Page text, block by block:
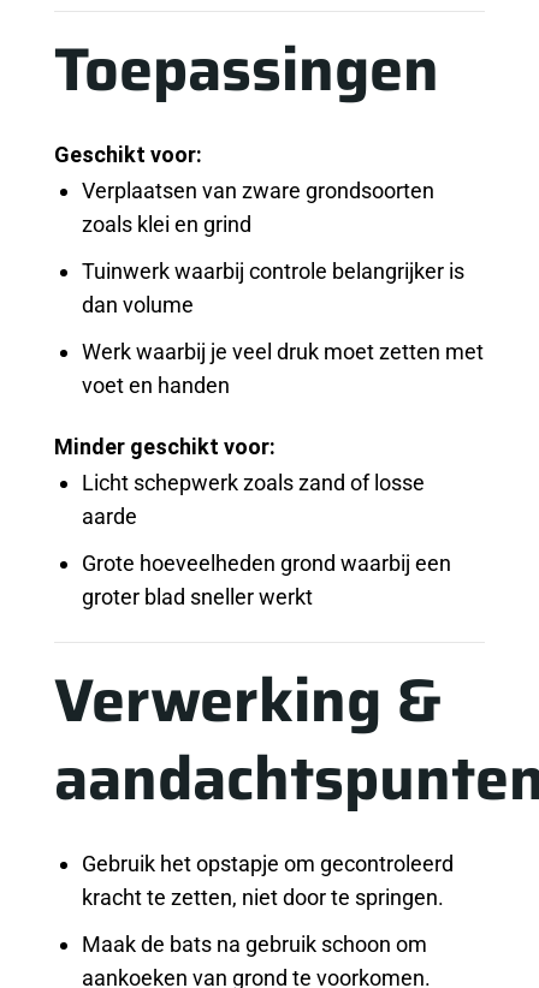
Toepassingen
Geschikt voor:
Verplaatsen van zware grondsoorten
zoals klei en grind
Tuinwerk waarbij controle belangrijker is
dan volume
Werk waarbij je veel druk moet zetten met
voet en handen
Minder geschikt voor:
Licht schepwerk zoals zand of losse
aarde
Grote hoeveelheden grond waarbij een
groter blad sneller werkt
Verwerking &
Gebruik het opstapje om gecontroleerd
kracht te zetten, niet door te springen.
Maak de bats na gebruik schoon om
aankoeken van grond te voorkomen.